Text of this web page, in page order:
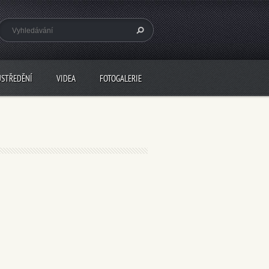
VIDEA FOTOGALERIE